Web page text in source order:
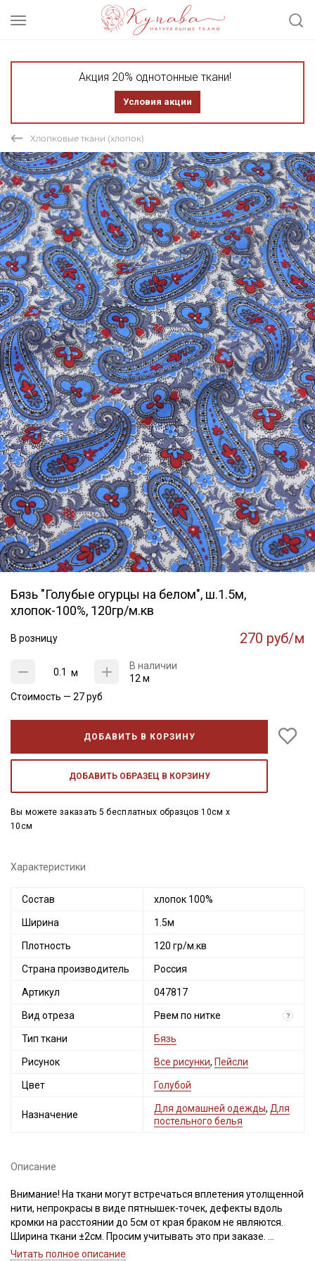
Акция 20% однотонные ткани!
Условия акции
Хлопковые ткани (хлопок)
Бязь "Голубые огурцы на белом", ш.1.5м,
хлопок-100%, 120гр/м.кв
В розницу 270 руб/м
м
В наличии
12 м
Стоимость — 27руб
ДОБАВИТЬ В КОРЗИНУ
ДОБАВИТЬ ОБРАЗЕЦ В КОРЗИНУ
Вы можете заказать 5 бесплатных образцов 10см x
10см
Характеристики
Состав хлопок 100%
Ширина 1.5м
Плотность 120 гр/м.кв
Страна производитель Россия
Артикул 047817
Вид отреза Рвем по нитке ?
Тип ткани Бязь
Рисунок Все рисунки, Пейсли
Цвет Голубой
Назначение
Для домашней одежды, Для
постельного белья
Описание
Внимание! На ткани могут встречаться вплетения утолщенной
нити, непрокрасы в виде пятнышек-точек, дефекты вдоль
кромки на расстоянии до 5см от края браком не являются.
Ширина ткани ±2см. Просим учитывать это при заказе.
Читать полное описание